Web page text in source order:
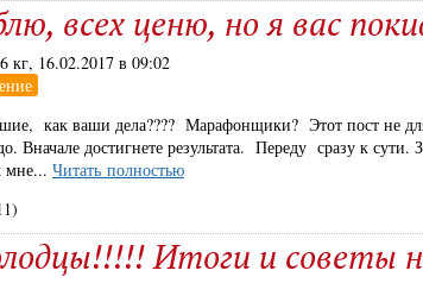
всех ценю, но я вас
кг, 16.02.2017 в 09:02
как ваши дела???? Марафонщики? Этот пост не
Вначале достигнете результата. Переду сразу к сути.
мне... Читать полностью
Итоги и советы